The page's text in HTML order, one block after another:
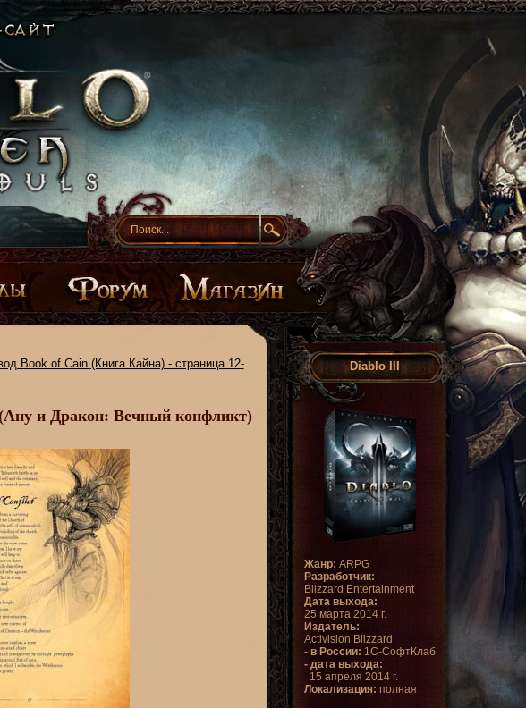
Book of Cain (Книга Кайна) - страница 12-
и Дракон: Вечный конфликт)
Diablo III
Жанр: ARPG
Разработчик:
Blizzard Entertainment
Дата выхода:
25 марта 2014 г.
Издатель:
Activision Blizzard
- в России: 1С-СофтКлаб
- дата выхода:
15 апреля 2014 г.
Локализация: полная